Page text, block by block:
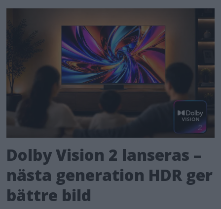
Dolby Vision 2 lanseras –
nästa generation HDR ger
bättre bild